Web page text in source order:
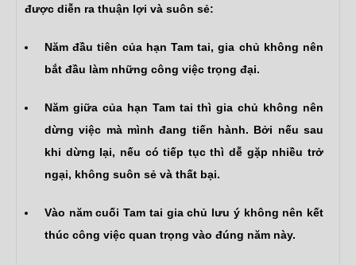
được diễn ra thuận lợi và suôn sẻ:
Năm đầu tiên của hạn Tam tai, gia chủ không nên
bắt đầu làm những công việc trọng đại.
Năm giữa của hạn Tam tai thì gia chủ không nên
dừng việc mà mình đang tiến hành. Bởi nếu sau
khi dừng lại, nếu có tiếp tục thì dễ gặp nhiều trở
ngại, không suôn sẻ và thất bại.
Vào năm cuối Tam tai gia chủ lưu ý không nên kết
thúc công việc quan trọng vào đúng năm này.